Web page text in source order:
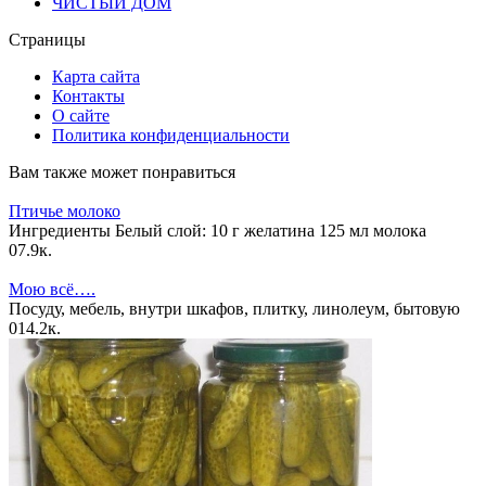
Страницы
Карта сайта
Контакты
О сайте
Политика конфиденциальности
Вам также может понравиться
Птичье молоко
Ингредиенты Белый слой: 10 г желатина 125 мл молока
07.9к.
Мою всё….
Посуду, мебель, внутри шкафов, плитку, линолеум, бытовую
014.2к.